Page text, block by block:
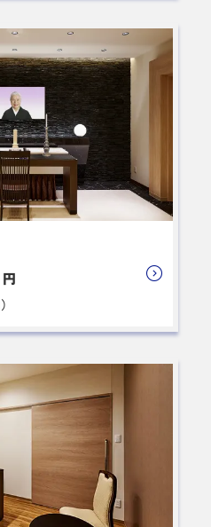
様 ご利用時期：2025年8月
家族葬
も家族だけでしたので、母と
頂き、ありがとうございま
とても良くして頂き、心穏や
出すことができました。関
様
家族葬
いました。エンバーミング
円